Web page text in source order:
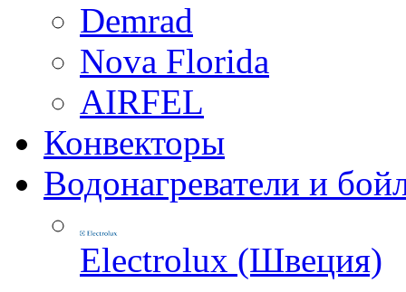
Demrad
Nova Florida
AIRFEL
Конвекторы
Водонагреватели и
Electrolux (Швеция)